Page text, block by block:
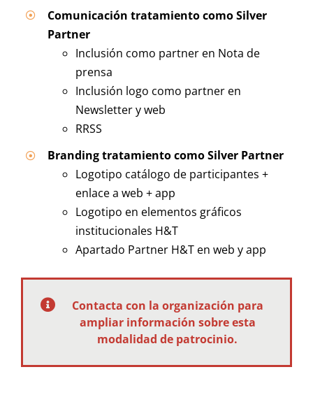
Comunicación tratamiento como Silver
Partner
Inclusión como partner en Nota de
prensa
Inclusión logo como partner en
Newsletter y web
RRSS
Branding tratamiento como Silver Partner
Logotipo catálogo de participantes +
enlace a web + app
Logotipo en elementos gráficos
institucionales H&T
Apartado Partner H&T en web y app
Contacta con la organización para
ampliar información sobre esta
modalidad de patrocinio.